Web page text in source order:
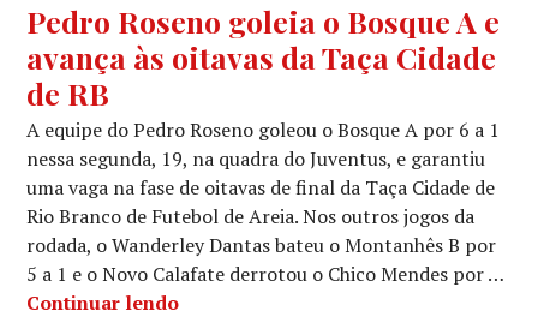
Pedro Roseno goleia o Bosque A e
avança às oitavas da Taça Cidade
de RB
A equipe do Pedro Roseno goleou o Bosque A por 6 a 1
nessa segunda, 19, na quadra do Juventus, e garantiu
uma vaga na fase de oitavas de final da Taça Cidade de
Rio Branco de Futebol de Areia. Nos outros jogos da
rodada, o Wanderley Dantas bateu o Montanhês B por
5 a 1 e o Novo Calafate derrotou o Chico Mendes por …
Continuar lendo